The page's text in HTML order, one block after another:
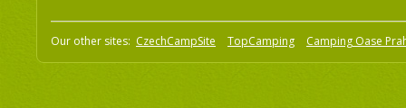
Our other sites: CzechCampSite TopCamping Camping Oase